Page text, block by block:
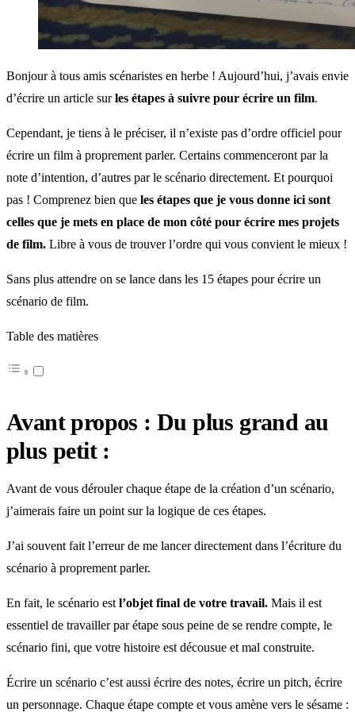
Bonjour à tous amis scénaristes en herbe ! Aujourd’hui, j’avais envie
d’écrire un article surles étapes à suivre pour écrire un film.
Cependant, je tiens à le préciser, il n’existe pas d’ordre officiel pour
écrire un film à proprement parler. Certains commenceront par la
note d’intention, d’autres par le scénario directement. Et pourquoi
pas ! Comprenez bien que les étapes que je vous donne ici sont
celles que je mets en place de mon côté pour écrire mes projets
de film. Libre à vous de trouver l’ordre qui vous convient le mieux !
Sans plus attendre on se lance dans les 15 étapes pour écrire un
scénario de film.
Table des matières
Avant propos : Du plus grand au
plus petit :
Avant de vous dérouler chaque étape de la création d’un scénario,
j’aimerais faire un point sur la logique de ces étapes.
J’ai souvent fait l’erreur de me lancer directement dans l’écriture du
scénario à proprement parler.
En fait, le scénario est l’objet final de votre travail. Mais il est
essentiel de travailler par étape sous peine de se rendre compte, le
scénario fini, que votre histoire est décousue et mal construite.
Écrire un scénario c’est aussi écrire des notes, écrire un pitch, écrire
un personnage. Chaque étape compte et vous amène vers le sésame :